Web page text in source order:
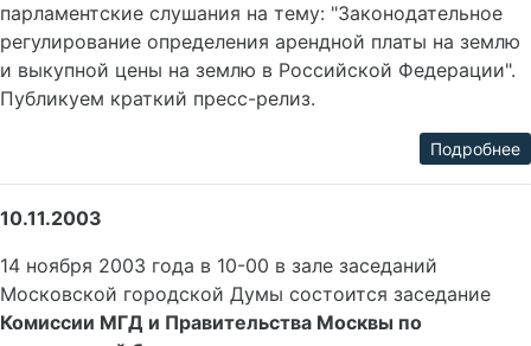
парламентские слушания на тему: "Законодательное
регулирование определения арендной платы на землю
и выкупной цены на землю в Российской Федерации".
Публикуем краткий пресс-релиз.
Подробнее
10.11.2003
14 ноября 2003 года в 10-00 в зале заседаний
Московской городской Думы состоится заседание
Комиссии МГД и Правительства Москвы по